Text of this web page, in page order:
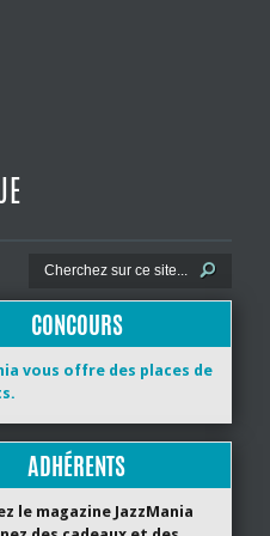
CONCOURS
vous offre des places de
ADHÉRENTS
le magazine JazzMania